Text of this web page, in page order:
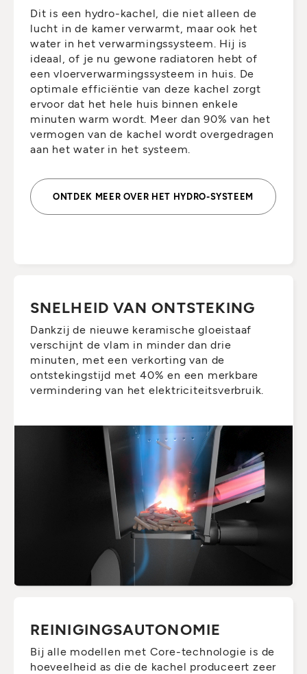
Dit is een hydro-kachel, die niet alleen de
lucht in de kamer verwarmt, maar ook het
water in het verwarmingssysteem. Hij is
ideaal, of je nu gewone radiatoren hebt of
een vloerverwarmingssysteem in huis. De
optimale efficiëntie van deze kachel zorgt
ervoor dat het hele huis binnen enkele
minuten warm wordt. Meer dan 90% van het
vermogen van de kachel wordt overgedragen
aan het water in het systeem.
ONTDEK MEER OVER HET HYDRO-SYSTEEM
SNELHEID VAN ONTSTEKING
Dankzij de nieuwe keramische gloeistaaf
verschijnt de vlam in minder dan drie
minuten, met een verkorting van de
ontstekingstijd met 40% en een merkbare
vermindering van het elektriciteitsverbruik.
REINIGINGSAUTONOMIE
Bij alle modellen met Core-technologie is de
hoeveelheid as die de kachel produceert zeer